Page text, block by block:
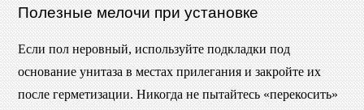
Полезные мелочи при установке
Если пол неровный, используйте подкладки под
основание унитаза в местах прилегания и закройте их
после герметизации. Никогда не пытайтесь «перекосить»